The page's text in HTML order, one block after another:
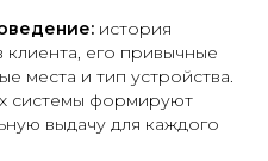
история
его привычные
места и тип устройства.
системы формируют
выдачу для каждого